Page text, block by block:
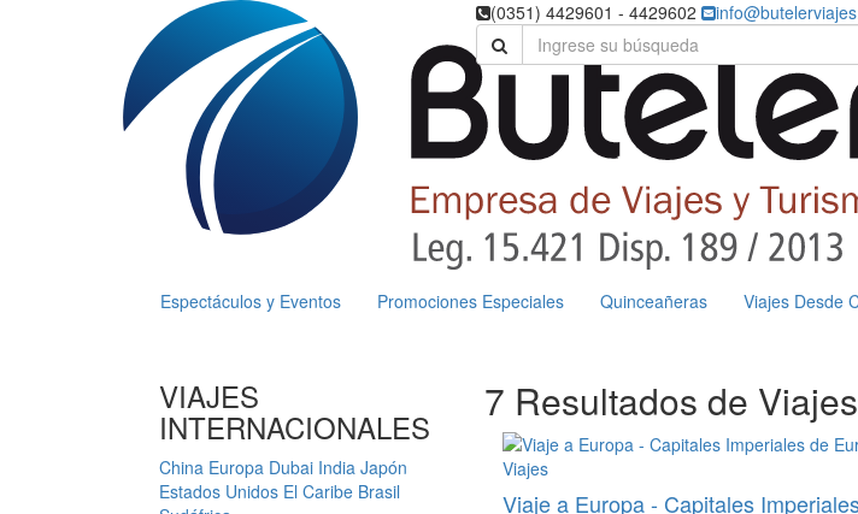
(0351) 4429601 - 4429602
Espectáculos y Eventos Promociones Especiales Quinceañeras Viajes Desde
VIAJES
INTERNACIONALES
China Europa Dubai India Japón
Estados Unidos El Caribe Brasil
7 Resultados de Viajes
Viaje a Europa - Capitales